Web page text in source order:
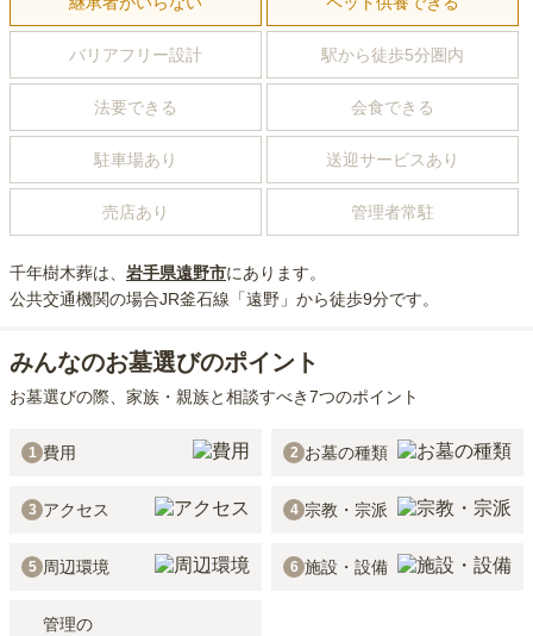
バリアフリー設計 駅から徒歩5分圏内
法要できる 会食できる
駐車場あり 送迎サービスあり
売店あり 管理者常駐
千年樹木葬は、 岩手県遠野市にあり ます。
公共交通機関の場合JR釜石線「遠野」から徒歩9分です。
みんなのお墓選びのポイント
お墓選びの際、家族・親族と相談すべき7つのポイント
1 費用 2 お墓の種類
3 アクセス 4 宗教・宗派
5 周辺環境 6 施設・設備
管理の